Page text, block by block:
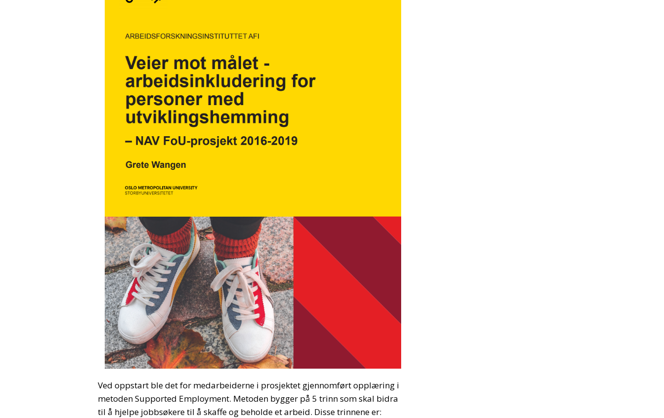
Ved oppstart ble det for medarbeiderne i prosjektet gjennomført opplæring i
metoden Supported Employment. Metoden bygger på 5 trinn som skal bidra
til å hjelpe jobbsøkere til å skaffe og beholde et arbeid. Disse trinnene er: